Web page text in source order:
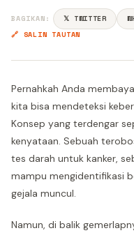
BAGIKAN: 𝕏 TWITTER
🔗 SALIN TAUTAN
Pernahkah Anda
kita bisa mendeteksi
Konsep yang terdengar
kenyataan. Sebuah
tes darah untuk kanker,
mampu mengidentifikasi
gejala muncul.
Namun, di balik